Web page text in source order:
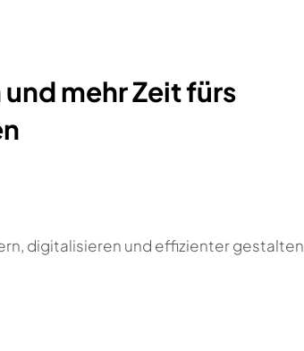
mehr Zeit fürs
digitalisieren und effizienter gestalten